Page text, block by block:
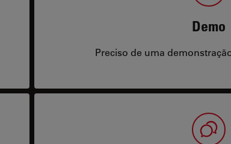
Demo
Preciso de uma